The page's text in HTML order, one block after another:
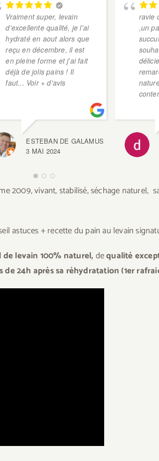
Vraiment super, levain
d'excellente qualité, je l'ai
hydraté en aout alors que
reçu en décembre, il est
en pleine forme et j'ai fait
déjà de jolis pains ! Il
faut... Voir + d'avis
ESTEBAN DE GALAMUS
3 MAI 2024
ravie
,un
2009, vivant, stabilisé, séchage naturel,
astuces + recette du pain au levain
levain 100% naturel, dequalité
de 24h après sa réhydratation (1er